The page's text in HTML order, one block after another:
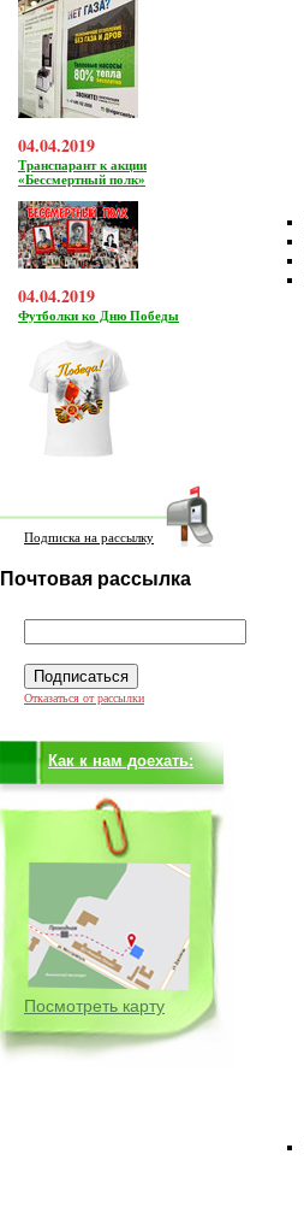
04.04.2019
Транспарант к акции
«Бессмертный полк»
04.04.2019
Футболки ко Дню Победы
Подписка на рассылку
Почтовая рассылка
Отказаться от рассылки
Как к нам доехать:
Посмотреть карту